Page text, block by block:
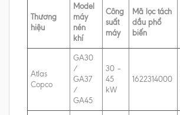
Thương
hiệu
Model
máy
nén
khí
Công
suất
máy
Mã lọc tách
dầu phổ
biến
Atlas
Copco
GA30
/
GA37
/
GA45
30 –
45
kW
1622314000